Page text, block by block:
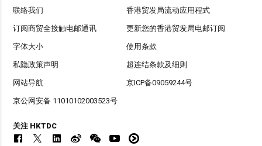
联络我们 香港贸发局流动应用程式
订阅商贸全接触电邮通讯 更新您的香港贸发局电邮订阅
字体大小 使用条款
私隐政策声明 超连结条款及细则
网站导航 京ICP备09059244号
京公网安备 11010102003523号
关注 HKTDC